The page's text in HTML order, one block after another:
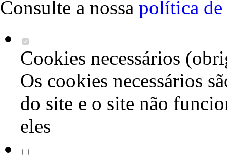
Consulte a nossa política de
Cookies necessários
Os cookies necessários
do site e o site não
eles